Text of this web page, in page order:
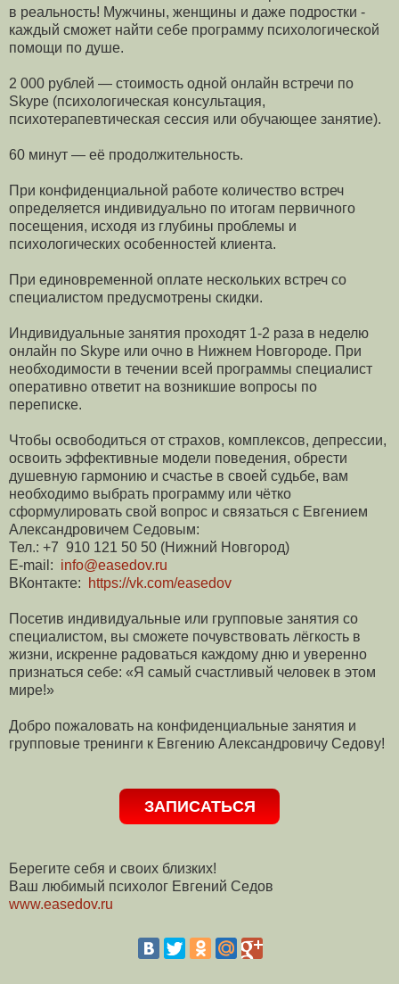
в реальность! Мужчины, женщины и даже подростки -
каждый сможет найти себе программу психологической
помощи по душе.
2 000 рублей — стоимость одной онлайн встречи по
Skype (психологическая консультация,
психотерапевтическая сессия или обучающее занятие).
60 минут — её продолжительность.
При конфиденциальной работе количество встреч
определяется индивидуально по итогам первичного
посещения, исходя из глубины проблемы и
психологических особенностей клиента.
При единовременной оплате нескольких встреч со
специалистом предусмотрены скидки.
Индивидуальные занятия проходят 1-2 раза в неделю
онлайн по Skype или очно в Нижнем Новгороде. При
необходимости в течении всей программы специалист
оперативно ответит на возникшие вопросы по
переписке.
Чтобы освободиться от страхов, комплексов, депрессии,
освоить эффективные модели поведения, обрести
душевную гармонию и счастье в своей судьбе, вам
необходимо выбрать программу или чётко
сформулировать свой вопрос и связаться с Евгением
Александровичем Седовым:
Тел.: +7 910 121 50 50 (Нижний Новгород)
E-mail: info@easedov.ru
ВКонтакте:
https://vk.com/easedov
Посетив индивидуальные или групповые занятия со
специалистом, вы сможете почувствовать лёгкость в
жизни, искренне радоваться каждому дню и уверенно
признаться себе: «Я самый счастливый человек в этом
мире!»
Добро пожаловать на конфиденциальные занятия и
групповые тренинги к Евгению Александровичу Седову!
ЗАПИСАТЬСЯ
Берегите себя и своих близких!
Ваш любимый психолог Евгений Седов
www.easedov.ru